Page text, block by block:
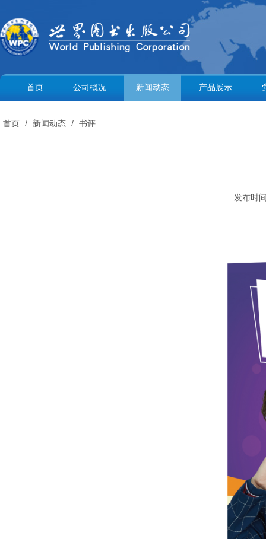
首页 公司概况 新闻动态 产品展示
首页 / 新闻动态 / 书评
发布